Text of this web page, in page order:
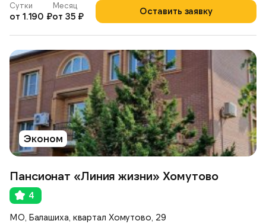
Оставить заявку
Сутки
от 1.190 ₽
Месяц
от 35 ₽
Эконом
Пансионат «Линия жизни» Хомутово
4
МО, Балашиха, квартал Хомутово, 29